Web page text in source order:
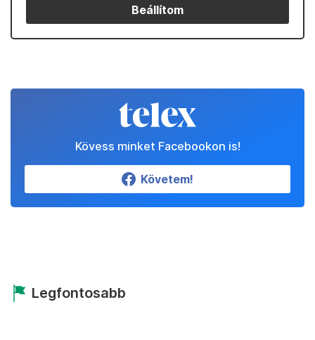
Beállítom
Kövess minket Facebookon is!
Követem!
Legfontosabb